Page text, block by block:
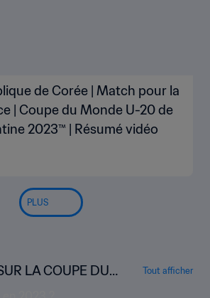
de Corée | Match pour la
| Coupe du Monde U-20 de
2023™ | Résumé vidéo
PLUS
LA COUPE DU
LA FIFA
Tout afficher